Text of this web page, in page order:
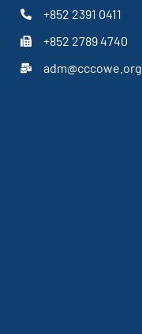
+852 2391 0411
+852 2789 4740
adm@cccowe.org